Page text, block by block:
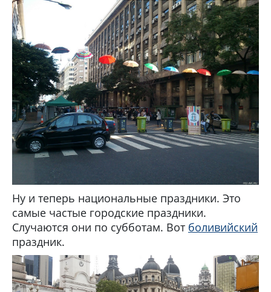
Ну и теперь национальные праздники. Это
самые частые городские праздники.
Случаются они по субботам. Вот боливийский
праздник.